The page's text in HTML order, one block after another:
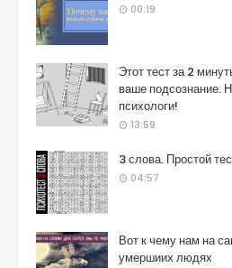
00:19
Этот тест за 2
ваше подсознание.
психологи!
13:59
3 слова. Простой
04:57
Вот к чему нам на
умершиих людях